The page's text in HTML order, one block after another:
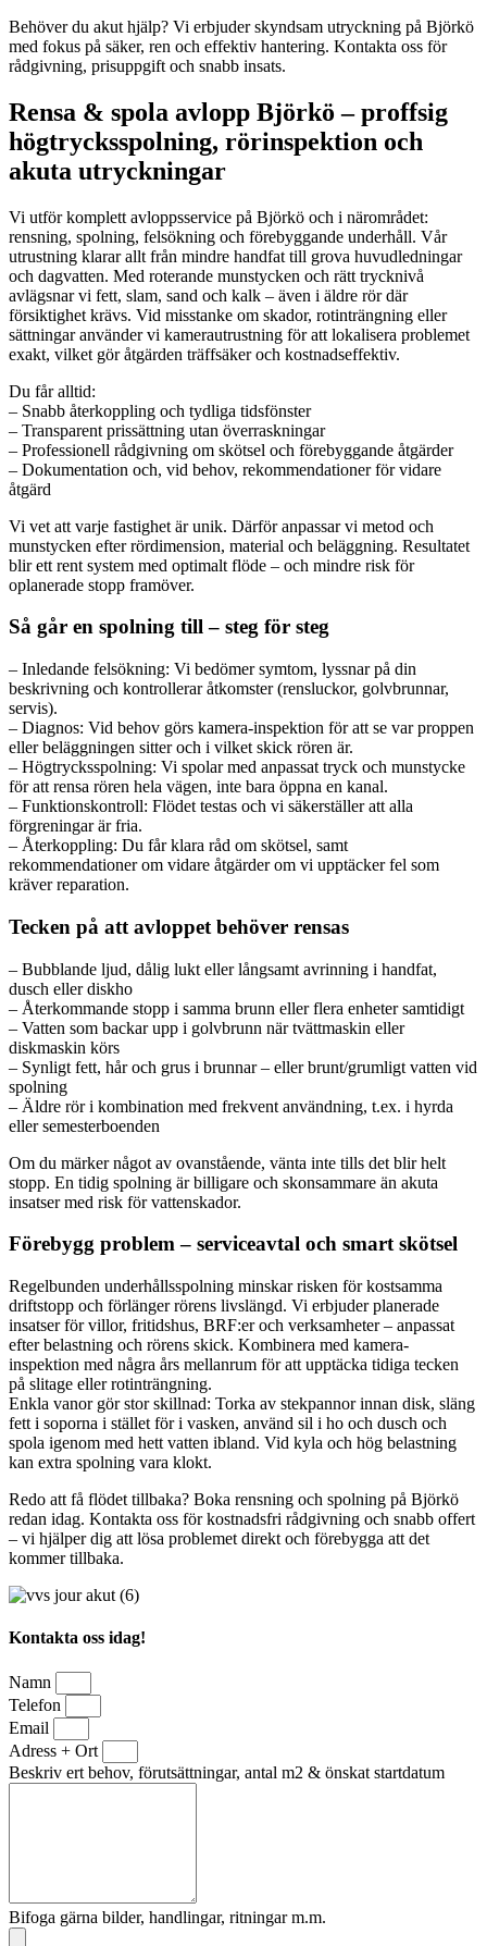
Behöver du akut hjälp? Vi erbjuder skyndsam utryckning på Björkö
med fokus på säker, ren och effektiv hantering. Kontakta oss för
rådgivning, prisuppgift och snabb insats.
Rensa & spola avlopp Björkö – proffsig
högtrycksspolning, rörinspektion och
akuta utryckningar
Vi utför komplett avloppsservice på Björkö och i närområdet:
rensning, spolning, felsökning och förebyggande underhåll. Vår
utrustning klarar allt från mindre handfat till grova huvudledningar
och dagvatten. Med roterande munstycken och rätt trycknivå
avlägsnar vi fett, slam, sand och kalk – även i äldre rör där
försiktighet krävs. Vid misstanke om skador, rotinträngning eller
sättningar använder vi kamerautrustning för att lokalisera problemet
exakt, vilket gör åtgärden träffsäker och kostnadseffektiv.
Du får alltid:
– Snabb återkoppling och tydliga tidsfönster
– Transparent prissättning utan överraskningar
– Professionell rådgivning om skötsel och förebyggande åtgärder
– Dokumentation och, vid behov, rekommendationer för vidare
åtgärd
Vi vet att varje fastighet är unik. Därför anpassar vi metod och
munstycken efter rördimension, material och beläggning. Resultatet
blir ett rent system med optimalt flöde – och mindre risk för
oplanerade stopp framöver.
Så går en spolning till – steg för steg
– Inledande felsökning: Vi bedömer symtom, lyssnar på din
beskrivning och kontrollerar åtkomster (rensluckor, golvbrunnar,
servis).
– Diagnos: Vid behov görs kamera-inspektion för att se var proppen
eller beläggningen sitter och i vilket skick rören är.
– Högtrycksspolning: Vi spolar med anpassat tryck och munstycke
för att rensa rören hela vägen, inte bara öppna en kanal.
– Funktionskontroll: Flödet testas och vi säkerställer att alla
förgreningar är fria.
– Återkoppling: Du får klara råd om skötsel, samt
rekommendationer om vidare åtgärder om vi upptäcker fel som
kräver reparation.
Tecken på att avloppet behöver rensas
– Bubblande ljud, dålig lukt eller långsamt avrinning i handfat,
dusch eller diskho
– Återkommande stopp i samma brunn eller flera enheter samtidigt
– Vatten som backar upp i golvbrunn när tvättmaskin eller
diskmaskin körs
– Synligt fett, hår och grus i brunnar – eller brunt/grumligt vatten vid
spolning
– Äldre rör i kombination med frekvent användning, t.ex. i hyrda
eller semesterboenden
Om du märker något av ovanstående, vänta inte tills det blir helt
stopp. En tidig spolning är billigare och skonsammare än akuta
insatser med risk för vattenskador.
Förebygg problem – serviceavtal och smart skötsel
Regelbunden underhållsspolning minskar risken för kostsamma
driftstopp och förlänger rörens livslängd. Vi erbjuder planerade
insatser för villor, fritidshus, BRF:er och verksamheter – anpassat
efter belastning och rörens skick. Kombinera med kamera-
inspektion med några års mellanrum för att upptäcka tidiga tecken
på slitage eller rotinträngning.
Enkla vanor gör stor skillnad: Torka av stekpannor innan disk, släng
fett i soporna i stället för i vasken, använd sil i ho och dusch och
spola igenom med hett vatten ibland. Vid kyla och hög belastning
kan extra spolning vara klokt.
Redo att få flödet tillbaka? Boka rensning och spolning på Björkö
redan idag. Kontakta oss för kostnadsfri rådgivning och snabb offert
– vi hjälper dig att lösa problemet direkt och förebygga att det
kommer tillbaka.
Kontakta oss idag!
Namn
Telefon
Email
Adress + Ort
Beskriv ert behov, förutsättningar, antal m2 & önskat startdatum
Bifoga gärna bilder, handlingar, ritningar m.m.